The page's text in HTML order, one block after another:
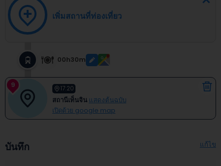
เพิ่มสถานที่ท่องเที่ยว
00h30m
9 17:20
สถานีเท็นจิน แสดงต้นฉบับ
เปิดด้วย google map
บันทึก แก้ไข